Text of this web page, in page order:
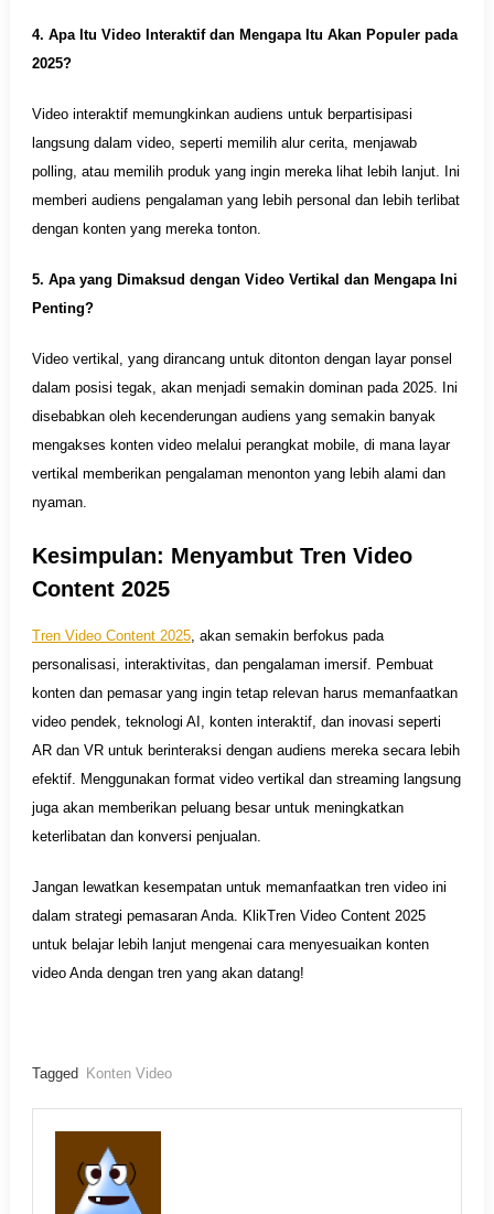
4. Apa Itu Video Interaktif dan Mengapa Itu Akan Populer pada
2025?
Video interaktif memungkinkan audiens untuk berpartisipasi
langsung dalam video, seperti memilih alur cerita, menjawab
polling, atau memilih produk yang ingin mereka lihat lebih lanjut. Ini
memberi audiens pengalaman yang lebih personal dan lebih terlibat
dengan konten yang mereka tonton.
5. Apa yang Dimaksud dengan Video Vertikal dan Mengapa Ini
Penting?
Video vertikal, yang dirancang untuk ditonton dengan layar ponsel
dalam posisi tegak, akan menjadi semakin dominan pada 2025. Ini
disebabkan oleh kecenderungan audiens yang semakin banyak
mengakses konten video melalui perangkat mobile, di mana layar
vertikal memberikan pengalaman menonton yang lebih alami dan
nyaman.
Kesimpulan: Menyambut Tren Video
Content 2025
Tren Video Content 2025, akan semakin berfokus pada
personalisasi, interaktivitas, dan pengalaman imersif. Pembuat
konten dan pemasar yang ingin tetap relevan harus memanfaatkan
video pendek, teknologi AI, konten interaktif, dan inovasi seperti
AR dan VR untuk berinteraksi dengan audiens mereka secara lebih
efektif. Menggunakan format video vertikal dan streaming langsung
juga akan memberikan peluang besar untuk meningkatkan
keterlibatan dan konversi penjualan.
Jangan lewatkan kesempatan untuk memanfaatkan tren video ini
dalam strategi pemasaran Anda. KlikTren Video Content 2025
untuk belajar lebih lanjut mengenai cara menyesuaikan konten
video Anda dengan tren yang akan datang!
Tagged Konten Video